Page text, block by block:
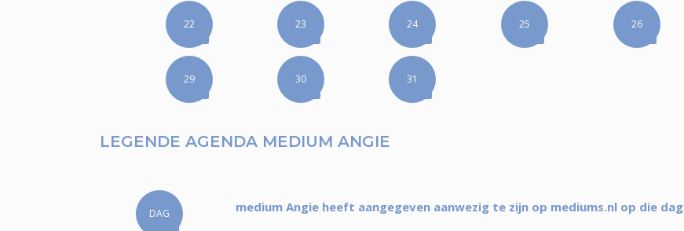
22 23 24 25 26
29 30 31
LEGENDE AGENDA MEDIUM ANGIE
DAG medium Angie heeft aangegeven aanwezig te zijn op mediums.nl op die dag